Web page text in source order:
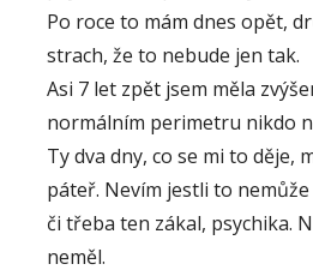
Po roce to mám dnes opět,
strach, že to nebude jen tak.
Asi 7 let zpět jsem měla
normálním perimetru nikdo
Ty dva dny, co se mi to děje,
páteř. Nevím jestli to
či třeba ten zákal, psychika.
neměl.